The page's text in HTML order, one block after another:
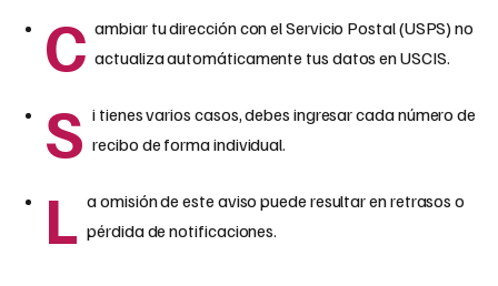
C ambiar tu dirección con el Servicio Postal (USPS) no
actualiza automáticamente tus datos en USCIS.
S i tienes varios casos, debes ingresar cada número de
recibo de forma individual.
L a omisión de este aviso puede resultar en retrasos o
pérdida de notificaciones.